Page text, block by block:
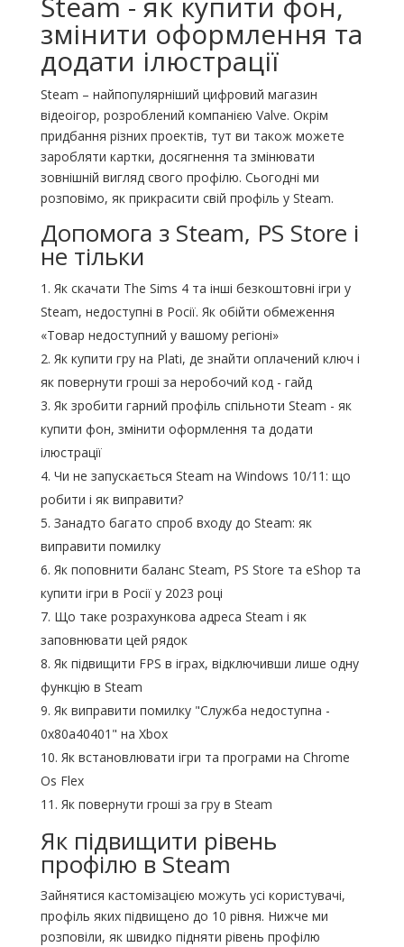
змінити оформлення та
додати ілюстрації
Steam – найпопулярніший цифровий магазин
відеоігор, розроблений компанією Valve. Окрім
придбання різних проектів, тут ви також можете
заробляти картки, досягнення та змінювати
зовнішній вигляд свого профілю. Сьогодні ми
розповімо, як прикрасити свій профіль у Steam.
Допомога з Steam, PS Store і
не тільки
Як скачати The Sims 4 та інші безкоштовні ігри у
Steam, недоступні в Росії. Як обійти обмеження
«Товар недоступний у вашому регіоні»
Як купити гру на Plati, де знайти оплачений ключ і
як повернути гроші за неробочий код - гайд
Як зробити гарний профіль спільноти Steam - як
купити фон, змінити оформлення та додати
ілюстрації
Чи не запускається Steam на Windows 10/11: що
робити і як виправити?
Занадто багато спроб входу до Steam: як
виправити помилку
Як поповнити баланс Steam, PS Store та eShop та
купити ігри в Росії у 2023 році
Що таке розрахункова адреса Steam і як
заповнювати цей рядок
Як підвищити FPS в іграх, відключивши лише одну
функцію в Steam
Як виправити помилку "Служба недоступна -
0x80a40401" на Xbox
Як встановлювати ігри та програми на Chrome
Os Flex
Як повернути гроші за гру в Steam
Як підвищити рівень
профілю в Steam
Зайнятися кастомізацією можуть усі користувачі,
профіль яких підвищено до 10 рівня. Нижче ми
розповіли, як швидко підняти рівень профілю